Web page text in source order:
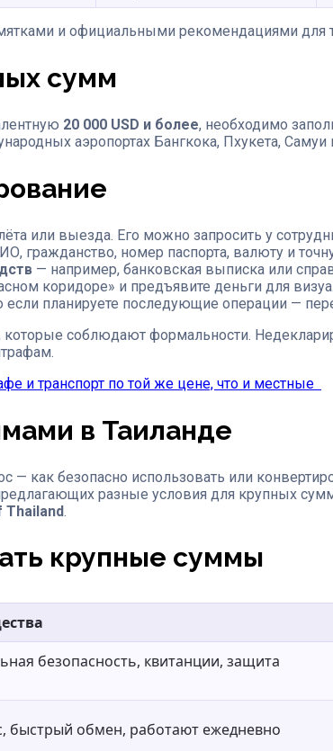
и официальными рекомендациями для
сумм
20 000 USD и более, необходимо
аэропортах Бангкока, Пхукета, Самуи
или выезда. Его можно запросить у
гражданство, номер паспорта, валюту и
— например, банковская выписка или
коридоре» и предъявите деньги для
если планируете последующие операции —
соблюдают формальности.
и транспорт по той же цене, что и местные
в Таиланде
как безопасно использовать или
разные условия для крупных
Thailand.
крупные суммы
безопасность, квитанции, защита
быстрый обмен, работают ежедневно